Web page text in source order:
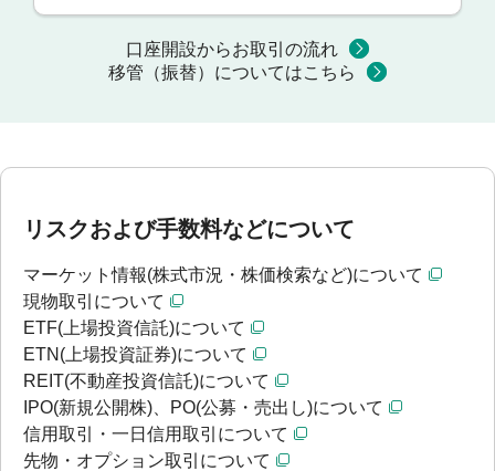
口座開設からお取引の流れ
移管（振替）についてはこちら
リスクおよび手数料などについて
マーケット情報(株式市況・株価検索など)について
現物取引について
ETF(上場投資信託)について
ETN(上場投資証券)について
REIT(不動産投資信託)について
IPO(新規公開株)、PO(公募・売出し)について
信用取引・一日信用取引について
先物・オプション取引について